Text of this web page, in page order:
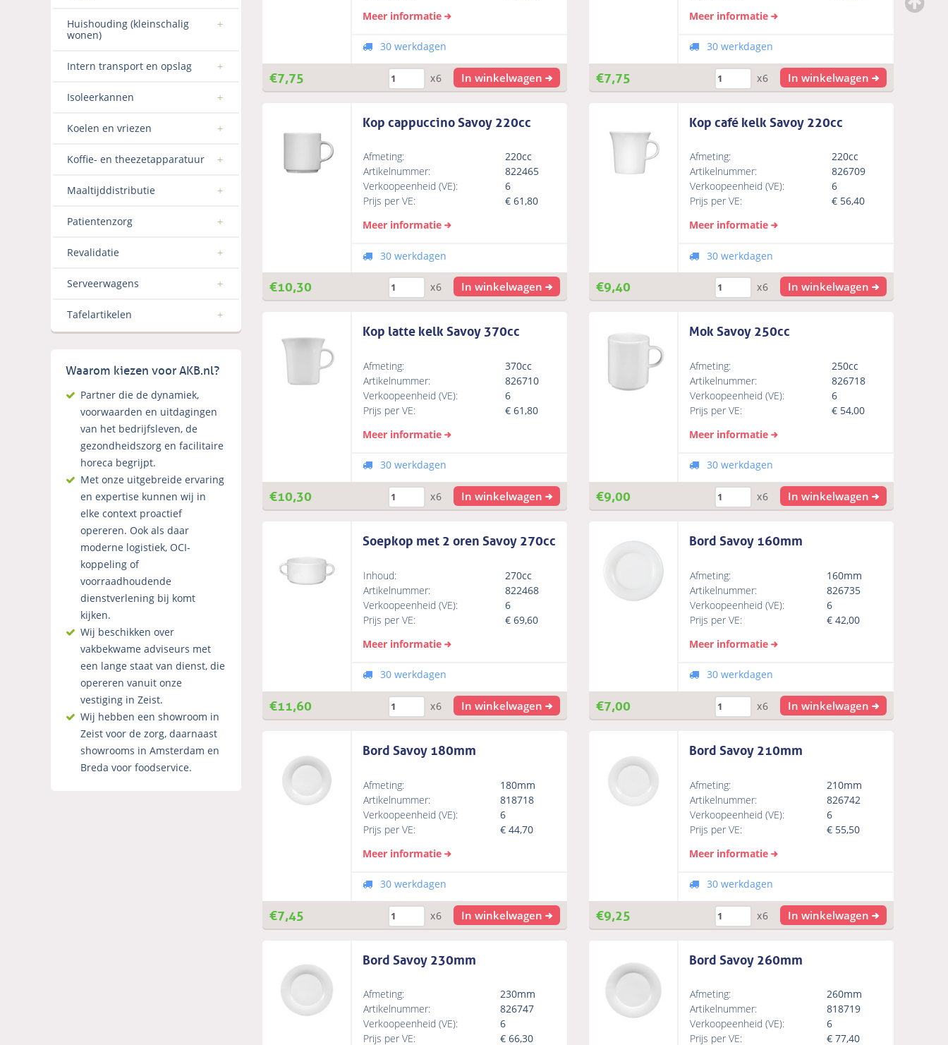
Huishouding (kleinschalig
wonen)
Intern transport en opslag
Isoleerkannen
Koelen en vriezen
Koffie- en theezetapparatuur
Maaltijddistributie
Patientenzorg
Revalidatie
Serveerwagens
Tafelartikelen
Waarom kiezen voor AKB.nl?
Partner die de dynamiek,
voorwaarden en uitdagingen
van het bedrijfsleven, de
gezondheidszorg en facilitaire
horeca begrijpt.
Met onze uitgebreide ervaring
en expertise kunnen wij in
elke context proactief
opereren. Ook als daar
moderne logistiek, OCI-
koppeling of
voorraadhoudende
dienstverlening bij komt
kijken.
Wij beschikken over
vakbekwame adviseurs met
een lange staat van dienst, die
opereren vanuit onze
vestiging in Zeist.
Wij hebben een showroom in
Zeist voor de zorg, daarnaast
showrooms in Amsterdam en
Breda voor foodservice.
Meer informatie
30 werkdagen
€7,75 x6 In winkelwagen
Meer informatie
30 werkdagen
€7,75 x6 In winkelwagen
Kop cappuccino Savoy 220cc
Afmeting:
220cc
Artikelnummer:
822465
Verkoopeenheid (VE):
6
Prijs per VE:
€ 61,80
Meer informatie
30 werkdagen
€10,30 x6 In winkelwagen
Kop café kelk Savoy 220cc
Afmeting:
220cc
Artikelnummer:
826709
Verkoopeenheid (VE):
6
Prijs per VE:
€ 56,40
Meer informatie
30 werkdagen
€9,40 x6 In winkelwagen
Kop latte kelk Savoy 370cc
Afmeting:
370cc
Artikelnummer:
826710
Verkoopeenheid (VE):
6
Prijs per VE:
€ 61,80
Meer informatie
30 werkdagen
€10,30 x6 In winkelwagen
Mok Savoy 250cc
Afmeting:
250cc
Artikelnummer:
826718
Verkoopeenheid (VE):
6
Prijs per VE:
€ 54,00
Meer informatie
30 werkdagen
€9,00 x6 In winkelwagen
Soepkop met 2 oren Savoy 270cc
Inhoud:
270cc
Artikelnummer:
822468
Verkoopeenheid (VE):
6
Prijs per VE:
€ 69,60
Meer informatie
30 werkdagen
€11,60 x6 In winkelwagen
Bord Savoy 160mm
Afmeting:
160mm
Artikelnummer:
826735
Verkoopeenheid (VE):
6
Prijs per VE:
€ 42,00
Meer informatie
30 werkdagen
€7,00 x6 In winkelwagen
Bord Savoy 180mm
Afmeting:
180mm
Artikelnummer:
818718
Verkoopeenheid (VE):
6
Prijs per VE:
€ 44,70
Meer informatie
30 werkdagen
€7,45 x6 In winkelwagen
Bord Savoy 210mm
Afmeting:
210mm
Artikelnummer:
826742
Verkoopeenheid (VE):
6
Prijs per VE:
€ 55,50
Meer informatie
30 werkdagen
€9,25 x6 In winkelwagen
Bord Savoy 230mm
Afmeting:
230mm
Artikelnummer:
826747
Verkoopeenheid (VE):
6
Prijs per VE:
€ 66,30
Bord Savoy 260mm
Afmeting:
260mm
Artikelnummer:
818719
Verkoopeenheid (VE):
6
Prijs per VE:
€ 77,40